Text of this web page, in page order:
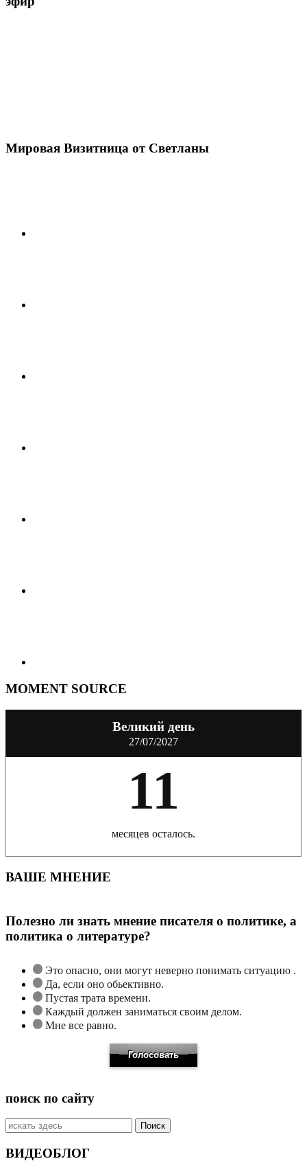
Мировая Визитница от Светланы
MOMENT SOURCE
Великий день
27/07/2027
11
месяцев осталось.
ВАШЕ МНЕНИЕ
Полезно ли знать мнение писателя о политике, а
политика о литературе?
Это опасно, они могут неверно понимать ситуацию .
Да, если оно обьективно.
Пустая трата времени.
Каждый должен заниматься своим делом.
Мне все равно.
поиск по сайту
Искать:
ВИДЕОБЛОГ